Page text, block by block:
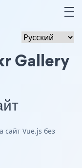
Gallery
сайт Vue.js без